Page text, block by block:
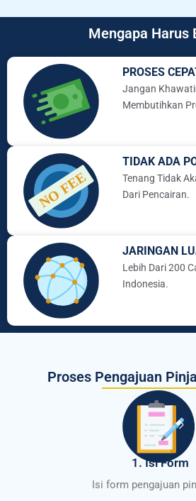
Mengapa Harus
PROSES
Jangan
Membutihkan
TIDAK ADA
Tenang Tidak
Dari Pencairan.
JARINGAN
Lebih Dari 200
Indonesia.
Proses Pengajuan
1. Isi Form
Isi form pengajuan